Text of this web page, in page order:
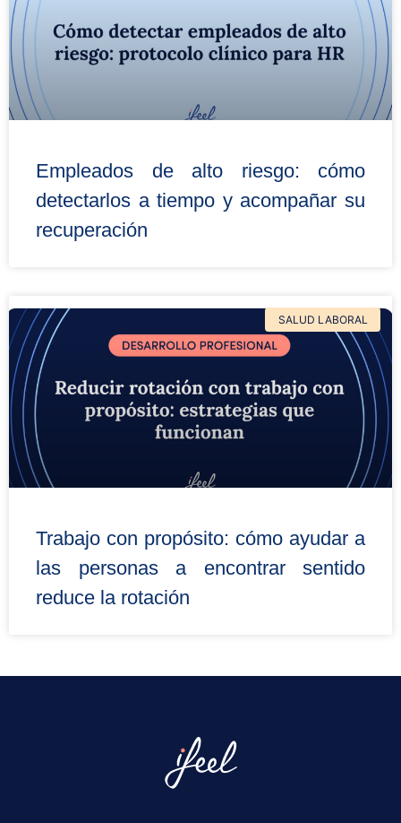
Empleados de alto riesgo: cómo
detectarlos a tiempo y acompañar su
recuperación
SALUD LABORAL
Trabajo con propósito: cómo ayudar a
las personas a encontrar sentido
reduce la rotación